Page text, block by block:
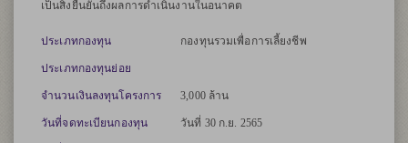
เป็นสิ่งยืนยันถึงผลการดำเนินงานในอนาคต
ประเภทกองทุน กองทุนรวมเพื่อการเลี้ยงชีพ
ประเภทกองทุนย่อย
จำนวนเงินลงทุนโครงการ 3,000 ล้าน
วันที่จดทะเบียนกองทุน วันที่ 30 ก.ย. 2565